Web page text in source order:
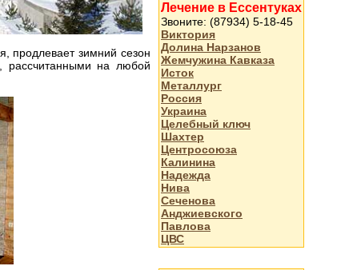
продлевает зимний сезон
рассчитанными на любой
Лечение в Ессентуках
Звоните: (87934) 5-18-45
Виктория
Долина Нарзанов
Жемчужина Кавказа
Исток
Металлург
Россия
Украина
Целебный ключ
Шахтер
Центросоюза
Калинина
Надежда
Нива
Сеченова
Анджиевского
Павлова
ЦВС